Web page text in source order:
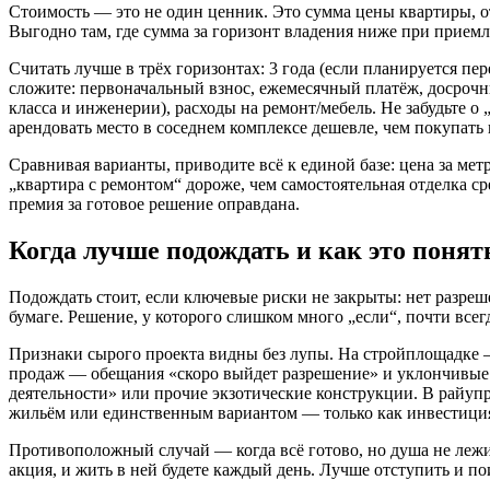
Стоимость — это не один ценник. Это сумма цены квартиры,
Выгодно там, где сумма за горизонт владения ниже при
Считать лучше в трёх горизонтах: 3 года (если планируется
сложите: первоначальный взнос, ежемесячный платёж,
класса и инженерии), расходы на ремонт/мебель. Не забудьте
арендовать место в соседнем комплексе дешевле, чем покупать
Сравнивая варианты, приводите всё к единой базе: цена за
„квартира с ремонтом“ дороже, чем самостоятельная
премия за готовое решение оправдана.
Когда лучше подождать и как это
Подождать стоит, если ключевые риски не закрыты: нет
бумаге. Решение, у которого слишком много „если“, почти
Признаки сырого проекта видны без лупы. На стройплощадке
продаж — обещания «скоро выйдет разрешение» и
деятельности» или прочие экзотические конструкции. В
жильём или единственным вариантом — только как
Противоположный случай — когда всё готово, но душа не
акция, и жить в ней будете каждый день. Лучше отступить и